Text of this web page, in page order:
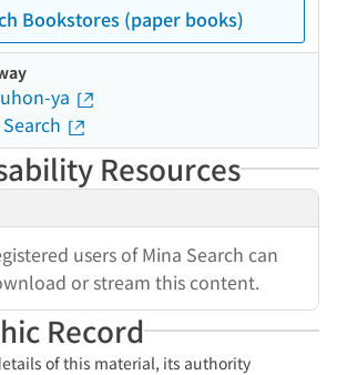
Bookstores (paper books)
ya
Resources
users of Mina Search can
or stream this content.
Record
of this material, its authority